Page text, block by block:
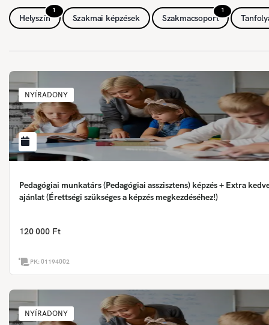
1
Helyszín Szakmai képzések
1
Szakmacsoport
NYÍRADONY
Pedagógiai munkatárs (Pedagógiai asszisztens) képzés + Extra
ajánlat (Érettségi szükséges a képzés megkezdéséhez!)
120 000 Ft
PK:01194002
NYÍRADONY